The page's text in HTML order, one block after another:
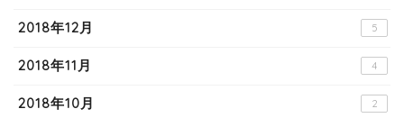
2018年12月 5
2018年11月 4
2018年10月 2